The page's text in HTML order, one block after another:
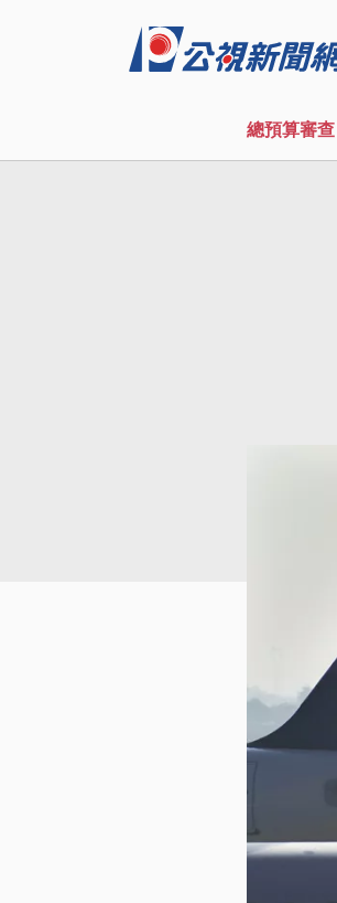
總預算審查